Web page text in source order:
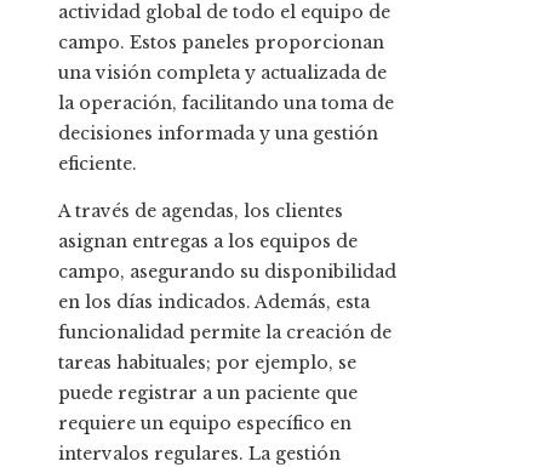
actividad global de todo el equipo de
campo. Estos paneles proporcionan
una visión completa y actualizada de
la operación, facilitando una toma de
decisiones informada y una gestión
eficiente.
A través de agendas, los clientes
asignan entregas a los equipos de
campo, asegurando su disponibilidad
en los días indicados. Además, esta
funcionalidad permite la creación de
tareas habituales; por ejemplo, se
puede registrar a un paciente que
requiere un equipo específico en
intervalos regulares. La gestión